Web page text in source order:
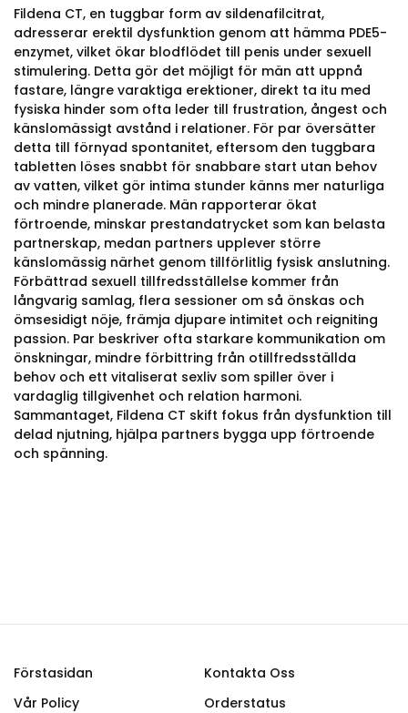
Fildena CT, en tuggbar form av sildenafilcitrat,
adresserar erektil dysfunktion genom att hämma PDE5-
enzymet, vilket ökar blodflödet till penis under sexuell
stimulering. Detta gör det möjligt för män att uppnå
fastare, längre varaktiga erektioner, direkt ta itu med
fysiska hinder som ofta leder till frustration, ångest och
känslomässigt avstånd i relationer. För par översätter
detta till förnyad spontanitet, eftersom den tuggbara
tabletten löses snabbt för snabbare start utan behov
av vatten, vilket gör intima stunder känns mer naturliga
och mindre planerade. Män rapporterar ökat
förtroende, minskar prestandatrycket som kan belasta
partnerskap, medan partners upplever större
känslomässig närhet genom tillförlitlig fysisk anslutning.
Förbättrad sexuell tillfredsställelse kommer från
långvarig samlag, flera sessioner om så önskas och
ömsesidigt nöje, främja djupare intimitet och reigniting
passion. Par beskriver ofta starkare kommunikation om
önskningar, mindre förbittring från otillfredsställda
behov och ett vitaliserat sexliv som spiller över i
vardaglig tillgivenhet och relation harmoni.
Sammantaget, Fildena CT skift fokus från dysfunktion till
delad njutning, hjälpa partners bygga upp förtroende
och spänning.
Förstasidan
Kontakta Oss
Vår Policy
Orderstatus